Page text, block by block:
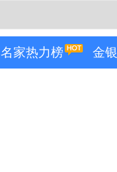
名家热力榜 金